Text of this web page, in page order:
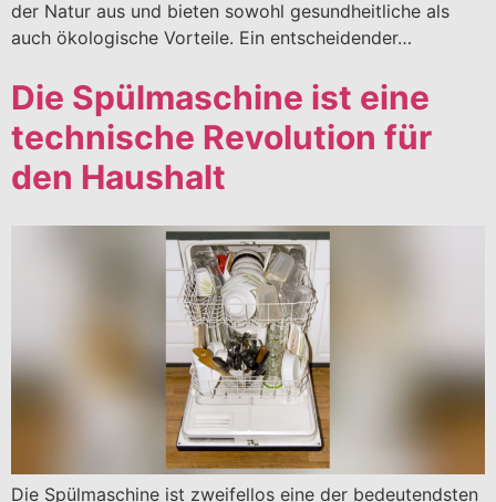
der Natur aus und bieten sowohl gesundheitliche als
auch ökologische Vorteile. Ein entscheidender…
Die Spülmaschine ist eine
technische Revolution für
den Haushalt
Die Spülmaschine ist zweifellos eine der bedeutendsten